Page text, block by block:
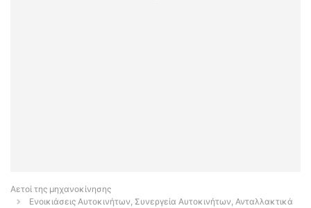
Αετοί της μηχανοκίνησης
Ενοικιάσεις Αυτοκινήτων, Συνεργεία Αυτοκινήτων, Ανταλλακτικά